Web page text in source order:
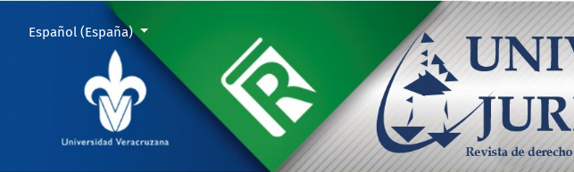
LA CONCESIÓN DE PATENTES EN LAS SEMILLAS MODIFICADAS GENÉTICA-MENTE A LA
Cambiar el idioma. El actual es:
Español (España)